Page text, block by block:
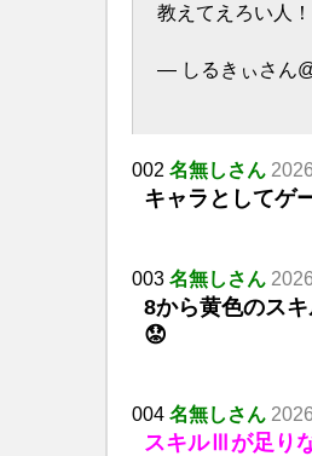
教えてえろい人！
— しるきぃさん
002 名無しさん
キャラとしてゲ
003 名無しさん
8から黄色のス
😟
004 名無しさん
スキルⅢが足り